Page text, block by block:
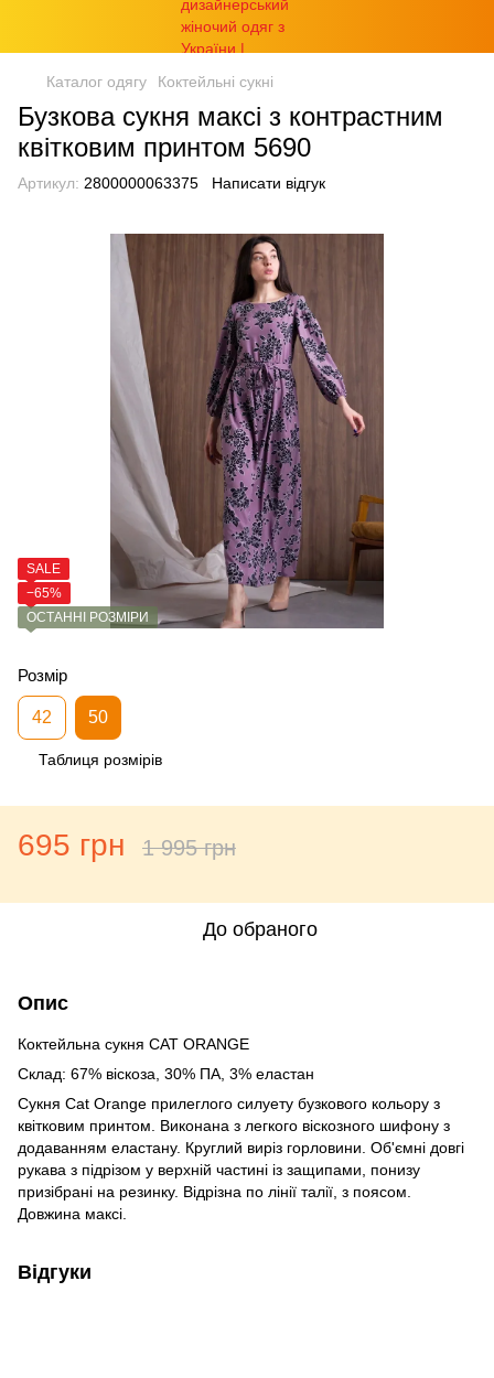
Каталог одягу Коктейльні сукні
Бузкова сукня максі з контрастним
квітковим принтом 5690
Артикул: 2800000063375 Написати відгук
SALE
−65%
ОСТАННІ РОЗМІРИ
Розмір
42 50
Таблиця розмірів
695 грн 1 995 грн
До обраного
Опис
Коктейльна сукня CAT ORANGE
Склад: 67% віскоза, 30% ПА, 3% еластан
Сукня Cat Orange прилеглого силуету бузкового кольору з
квітковим принтом. Виконана з легкого віскозного шифону з
додаванням еластану. Круглий виріз горловини. Об'ємні довгі
рукава з підрізом у верхній частині із защипами, понизу
призібрані на резинку. Відрізна по лінії талії, з поясом.
Довжина максі.
Відгуки